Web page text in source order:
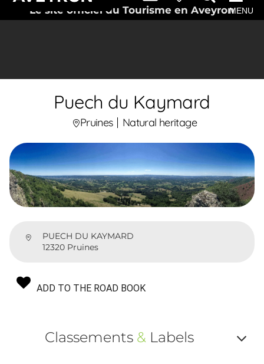
Le site officiel du Tourisme en AveyronMENU
Puech du Kaymard
Pruines Natural heritage
PUECH DU KAYMARD
12320 Pruines
ADD TO THE ROAD BOOK
Classements &Labels